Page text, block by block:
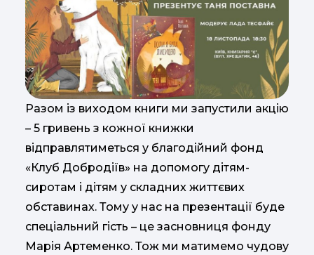
Разом із виходом книги ми запустили акцію
– 5 гривень з кожної книжки
відправлятиметься у благодійний фонд
«Клуб Добродіїв» на допомогу дітям-
сиротам і дітям у складних життєвих
обставинах. Тому у нас на презентації буде
спеціальний гість – це засновниця фонду
Марія Артеменко. Тож ми матимемо чудову